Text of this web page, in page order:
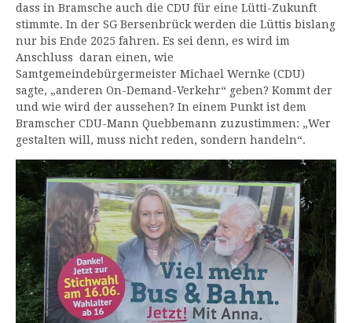
dass in Bramsche auch die CDU für eine Lütti-Zukunft
stimmte. In der SG Bersenbrück werden die Lüttis bislang
nur bis Ende 2025 fahren. Es sei denn, es wird im
Anschluss daran einen, wie
Samtgemeindebürgermeister Michael Wernke (CDU)
sagte, „anderen On-Demand-Verkehr“ geben? Kommt der
und wie wird der aussehen? In einem Punkt ist dem
Bramscher CDU-Mann Quebbemann zuzustimmen: „Wer
gestalten will, muss nicht reden, sondern handeln“.